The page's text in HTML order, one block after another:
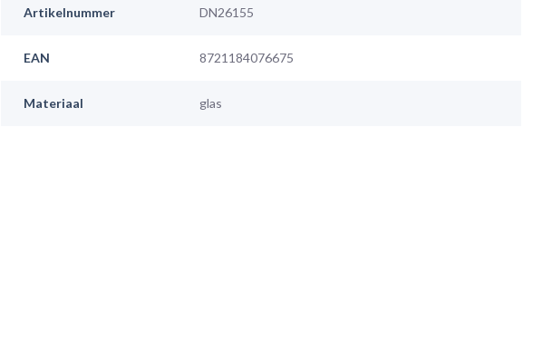
Artikelnummer DN26155
EAN 8721184076675
Materiaal glas